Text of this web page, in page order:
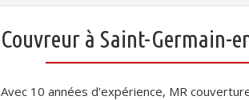
Couvreur à Saint-Germain-
Avec 10 années d'expérience, MR